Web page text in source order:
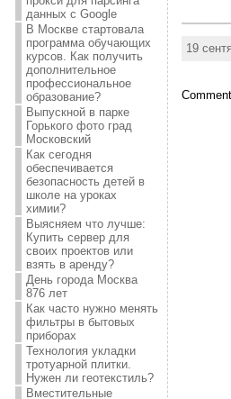
данных с Google
В Москве стартовала
программа обучающих
курсов. Как получить
дополнительное
профессиональное
образование?
Выпускной в парке
Горького фото град
Московский
Как сегодня
обеспечивается
безопасность детей в
школе на уроках
химии?
Выясняем что лучше:
Купить сервер для
своих проектов или
взять в аренду?
День города Москва
876 лет
Как часто нужно менять
фильтры в бытовых
приборах
Технология укладки
тротуарной плитки.
Нужен ли геотекстиль?
Вместительные
19